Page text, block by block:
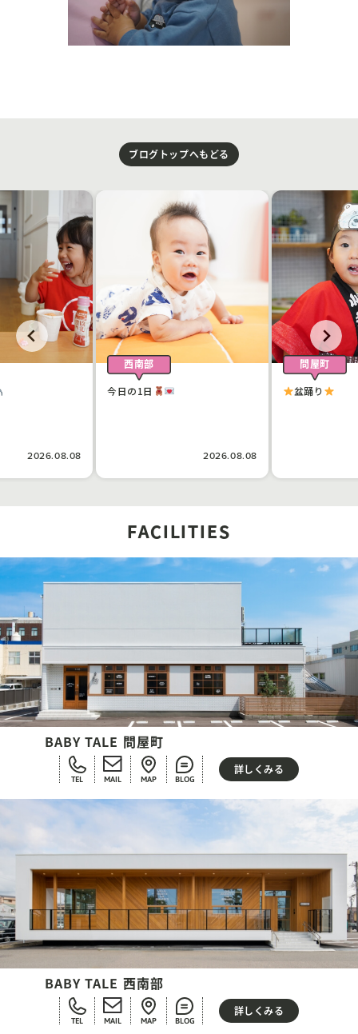
ブログトップへもどる
2026.08.08
西南部
今日の1日
2026.08.08
問屋町
盆踊り
FACILITIES
BABY TALE 問屋町
TEL MAIL MAP BLOG
詳しくみる
BABY TALE 西南部
TEL MAIL MAP BLOG
詳しくみる